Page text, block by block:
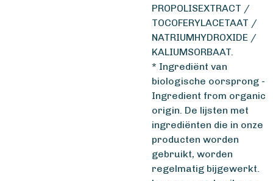
PROPOLISEXTRACT /
TOCOFERYLACETAAT /
NATRIUMHYDROXIDE /
KALIUMSORBAAT.
* Ingrediënt van
biologische oorsprong -
Ingredient from organic
origin. De lijsten met
ingrediënten die in onze
producten worden
gebruikt, worden
regelmatig bijgewerkt.